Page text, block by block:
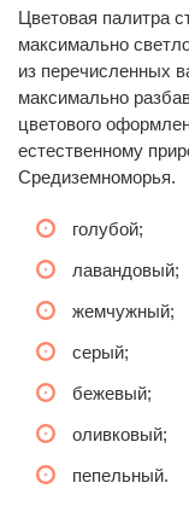
Цветовая палитра
максимально
из перечисленных
максимально
цветового
естественному
Средиземноморья.
голубой;
лавандовый;
жемчужный;
серый;
бежевый;
оливковый;
пепельный.